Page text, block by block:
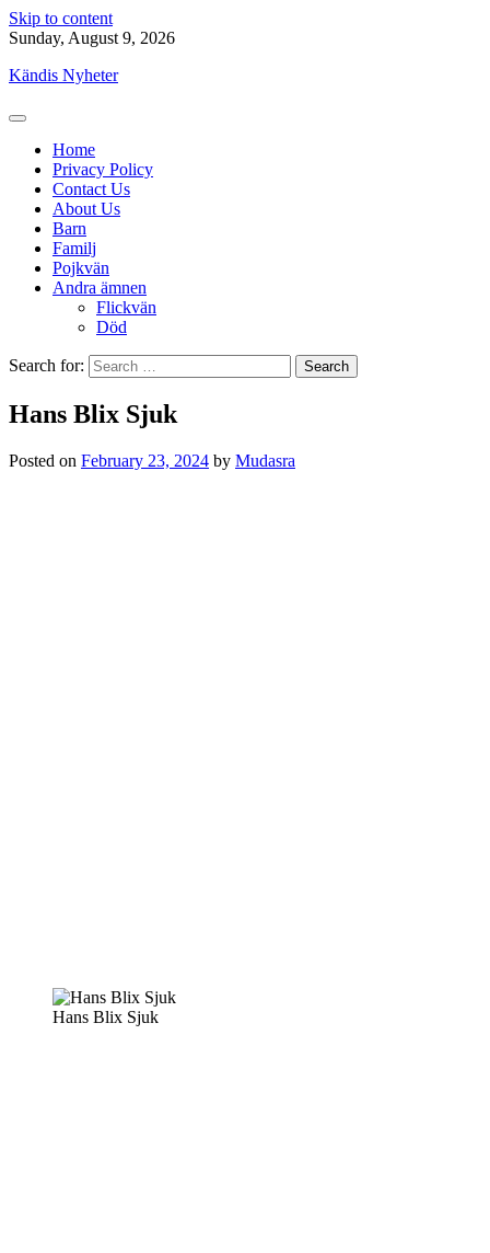
Skip to content
Sunday, August 9, 2026
Kändis Nyheter
Home
Privacy Policy
Contact Us
About Us
Barn
Familj
Pojkvän
Andra ämnen
Flickvän
Död
Search for:
Hans Blix Sjuk
Posted on February 23, 2024 by Mudasra
Hans Blix Sjuk